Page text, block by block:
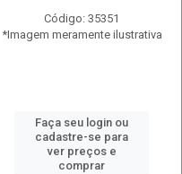
Código: 35351
*Imagem meramente ilustrativa
Faça seu login ou
cadastre-se para
ver preços e
comprar